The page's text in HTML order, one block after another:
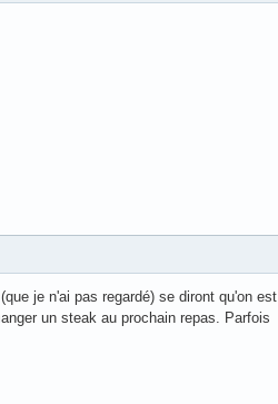
je n'ai pas regardé) se diront qu'on est
un steak au prochain repas. Parfois